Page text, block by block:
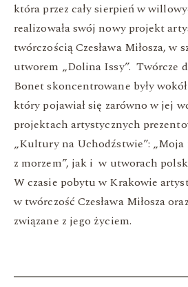
która przez cały sierpień w
realizowała swój nowy projekt
twórczością Czesława Miłosza, w
utworem „Dolina Issy”. Twórcze
Bonet skoncentrowane były
który pojawiał się zarówno w jej
projektach artystycznych
„Kultury na Uchodźstwie”: „Moja
z morzem”, jak i w utworach
W czasie pobytu w Krakowie
w twórczość Czesława Miłosza
związane z jego życiem.